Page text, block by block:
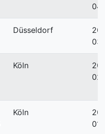
Düsseldorf
Köln
Köln